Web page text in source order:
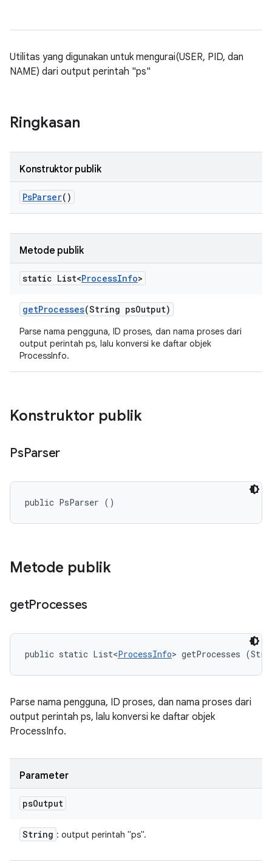
Utilitas yang digunakan untuk mengurai(USER, PID, dan
NAME) dari output perintah "ps"
Ringkasan
Konstruktor publik
PsParser()
Metode publik
static List<ProcessInfo>
getProcesses(String psOutput)
Parse nama pengguna, ID proses, dan nama proses dari
output perintah ps, lalu konversi ke daftar objek
ProcessInfo.
Konstruktor publik
PsParser
public PsParser ()
Metode publik
getProcesses
public static List<ProcessInfo> getProcesses
Parse nama pengguna, ID proses, dan nama proses dari
output perintah ps, lalu konversi ke daftar objek
ProcessInfo.
Parameter
psOutput
String : output perintah "ps".